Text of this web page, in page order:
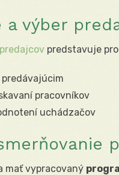
a výber
predstavuje
pracovníkov
uchádzačov
mať vypracovaný